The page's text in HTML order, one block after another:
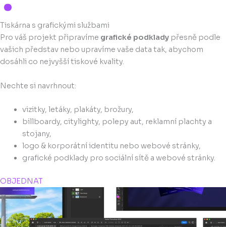
Tiskárna s grafickými službami
Pro váš projekt připravíme grafické podklady přesně podle
vašich představ nebo upravíme vaše data tak, abychom
dosáhli co nejvyšší tiskové kvality.
Nechte si navrhnout:
vizitky, letáky, plakáty, brožury,
billboardy, citylighty, polepy aut, reklamní plachty a
stojany,
logo & korporátní identitu nebo webové stránky,
grafické podklady pro sociální sítě a webové stránky.
OBJEDNAT